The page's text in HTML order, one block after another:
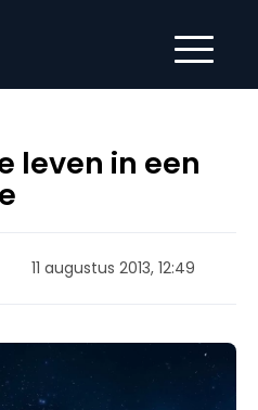
leven in een
11 augustus 2013, 12:49